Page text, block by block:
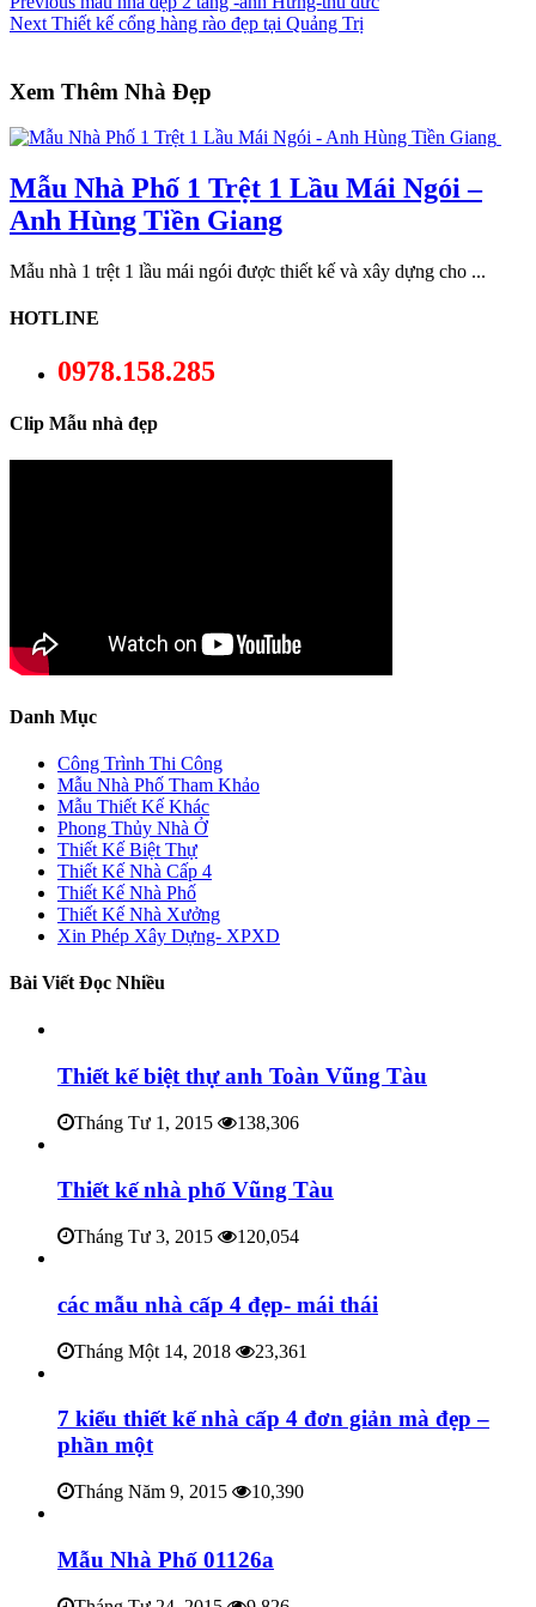
Next Thiết kế cổng hàng rào đẹp tại Quảng Trị
Xem Thêm Nhà Đẹp
Mẫu Nhà Phố 1 Trệt 1 Lầu Mái Ngói –
Anh Hùng Tiền Giang
Mẫu nhà 1 trệt 1 lầu mái ngói được thiết kế và xây dựng cho ...
HOTLINE
0978.158.285
Clip Mẫu nhà đẹp
Danh Mục
Công Trình Thi Công
Mẫu Nhà Phố Tham Khảo
Mẫu Thiết Kế Khác
Phong Thủy Nhà Ở
Thiết Kế Biệt Thự
Thiết Kế Nhà Cấp 4
Thiết Kế Nhà Phố
Thiết Kế Nhà Xưởng
Xin Phép Xây Dựng- XPXD
Bài Viết Đọc Nhiều
Thiết kế biệt thự anh Toàn Vũng Tàu
Tháng Tư 1, 2015 138,306
Thiết kế nhà phố Vũng Tàu
Tháng Tư 3, 2015 120,054
các mẫu nhà cấp 4 đẹp- mái thái
Tháng Một 14, 2018 23,361
7 kiểu thiết kế nhà cấp 4 đơn giản mà đẹp –
phần một
Tháng Năm 9, 2015 10,390
Mẫu Nhà Phố 01126a